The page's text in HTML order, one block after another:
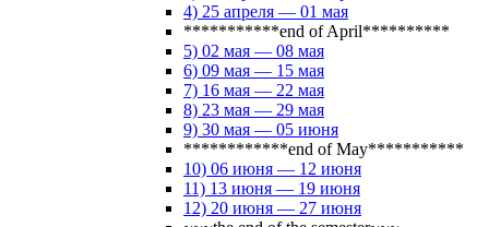
4) 25 апреля — 01 мая
***********end of April**********
5) 02 мая — 08 мая
6) 09 мая — 15 мая
7) 16 мая — 22 мая
8) 23 мая — 29 мая
9) 30 мая — 05 июня
************end of May***********
10) 06 июня — 12 июня
11) 13 июня — 19 июня
12) 20 июня — 27 июня